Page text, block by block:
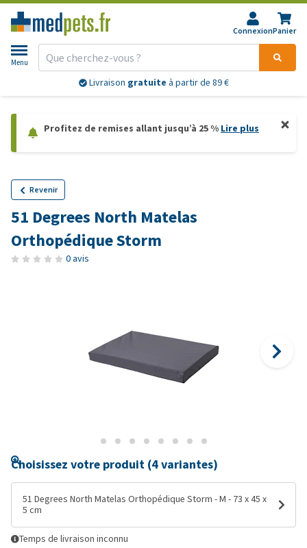
ConnexionPanier
Menu
Livraison gratuite à partir de 89 €
Profitez de remises allant jusqu’à 25 % Lire plus
Revenir
51 Degrees North Matelas
Orthopédique Storm
0 avis
Choisissez votre produit (4 variantes)
51 Degrees North Matelas Orthopédique Storm - M - 73 x 45 x
5 cm
Temps de livraison inconnu